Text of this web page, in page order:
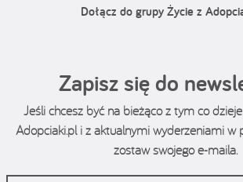
Dołącz do grupy Życie z
Zapisz się do
Jeśli chcesz być na bieżąco z tym co
Adopciaki.pl i z aktualnymi wyderzeniami w
zostaw swojego e-maila.